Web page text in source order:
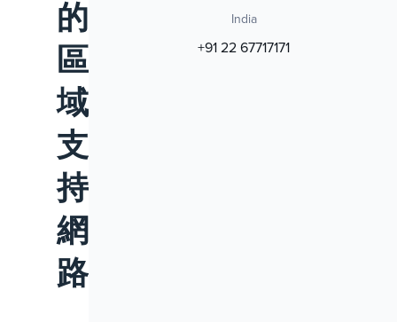
的
區
域
支
持
網
路
India
+91 22 67717171